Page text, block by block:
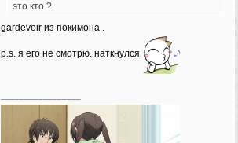
это кто ?
gardevoir из покимона .
p.s. я его не смотрю. наткнулся